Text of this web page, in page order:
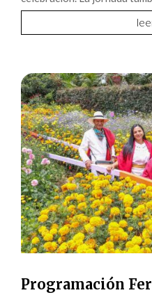
Programación